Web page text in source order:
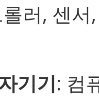
러, 센서
기기: 컴